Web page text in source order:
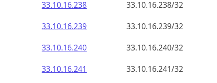
33.10.16.247
33.10.16.247/32
33.10.16.248
33.10.16.248/32
33.10.16.249
33.10.16.249/32
33.10.16.250
33.10.16.250/32